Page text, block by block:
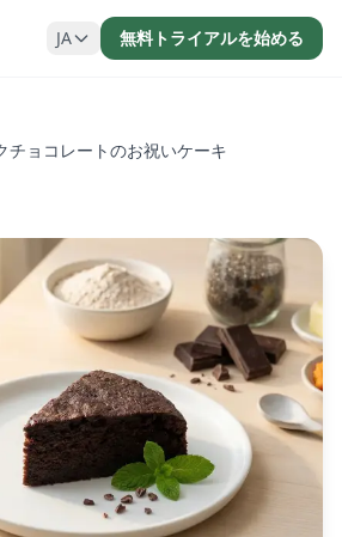
JA 無料トライアルを始める
チョコレートのお祝いケーキ